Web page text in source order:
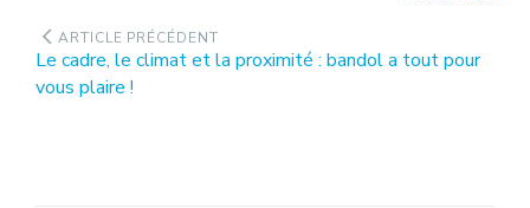
ARTICLE PRÉCÉDENT
Article
précédent
:
Le cadre, le climat et la proximité : bandol a tout pour
vous plaire !